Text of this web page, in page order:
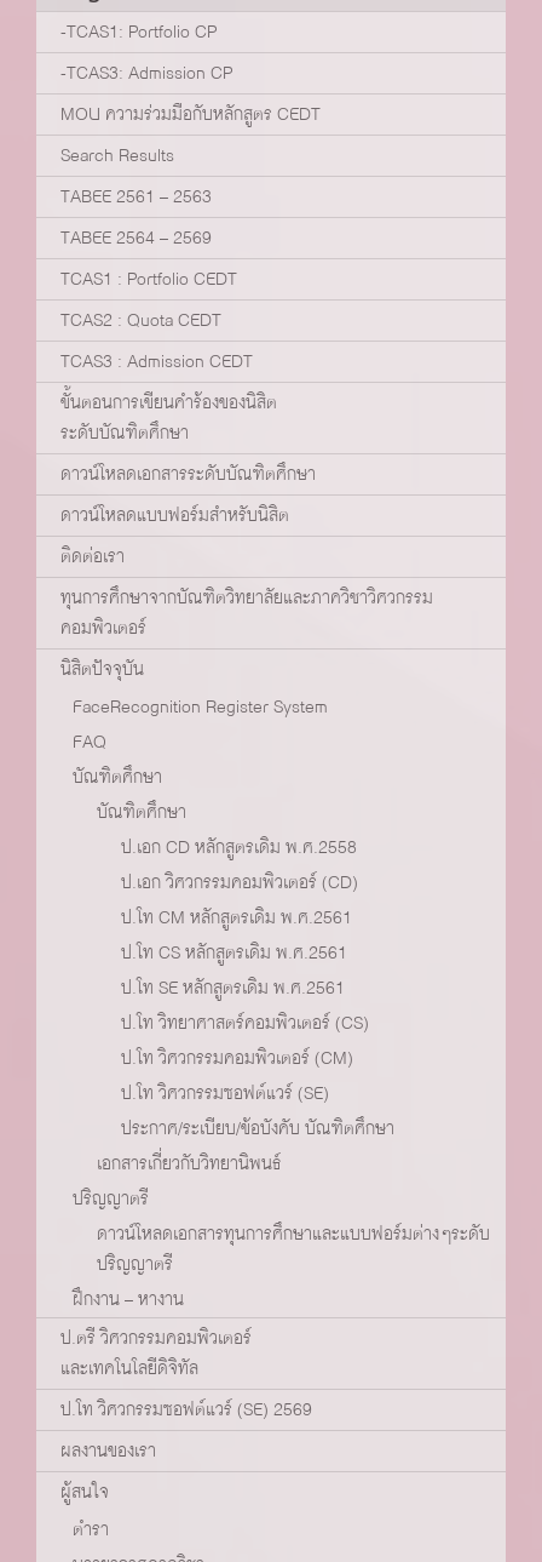
-TCAS1: Portfolio CP
-TCAS3: Admission CP
MOU ความร่วมมือกับหลักสูตร CEDT
Search Results
TABEE 2561 – 2563
TABEE 2564 – 2569
TCAS1 : Portfolio CEDT
TCAS2 : Quota CEDT
TCAS3 : Admission CEDT
ขั้นตอนการเขียนคำร้องของนิสิต
ระดับบัณฑิตศึกษา
ดาวน์โหลดเอกสารระดับบัณฑิตศึกษา
ดาวน์โหลดแบบฟอร์มสำหรับนิสิต
ติดต่อเรา
ทุนการศึกษาจากบัณฑิตวิทยาลัยและภาควิชาวิศวกรรม
คอมพิวเตอร์
นิสิตปัจจุบัน
FaceRecognition Register System
FAQ
บัณฑิตศึกษา
บัณฑิตศึกษา
ป.เอก CD หลักสูตรเดิม พ.ศ.2558
ป.เอก วิศวกรรมคอมพิวเตอร์ (CD)
ป.โท CM หลักสูตรเดิม พ.ศ.2561
ป.โท CS หลักสูตรเดิม พ.ศ.2561
ป.โท SE หลักสูตรเดิม พ.ศ.2561
ป.โท วิทยาศาสตร์คอมพิวเตอร์ (CS)
ป.โท วิศวกรรมคอมพิวเตอร์ (CM)
ป.โท วิศวกรรมซอฟต์แวร์ (SE)
ประกาศ/ระเบียบ/ข้อบังคับ บัณฑิตศึกษา
เอกสารเกี่ยวกับวิทยานิพนธ์
ปริญญาตรี
ดาวน์โหลดเอกสารทุนการศึกษาและแบบฟอร์มต่างๆระดับ
ปริญญาตรี
ฝึกงาน – หางาน
ป.ตรี วิศวกรรมคอมพิวเตอร์
และเทคโนโลยีดิจิทัล
ป.โท วิศวกรรมซอฟต์แวร์ (SE) 2569
ผลงานของเรา
ผู้สนใจ
ตำรา